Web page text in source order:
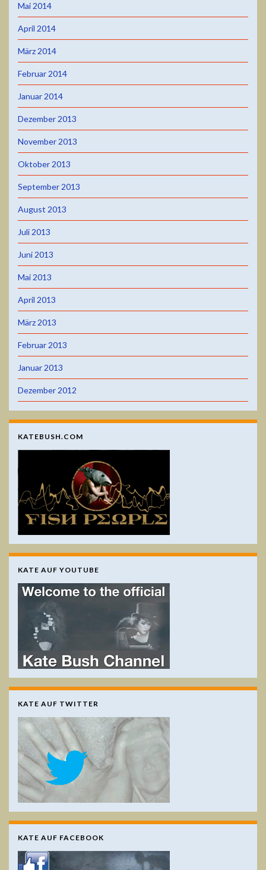
Mai 2014
April 2014
März 2014
Februar 2014
Januar 2014
Dezember 2013
November 2013
Oktober 2013
September 2013
August 2013
Juli 2013
Juni 2013
Mai 2013
April 2013
März 2013
Februar 2013
Januar 2013
Dezember 2012
KATEBUSH.COM
KATE AUF YOUTUBE
KATE AUF TWITTER
KATE AUF FACEBOOK